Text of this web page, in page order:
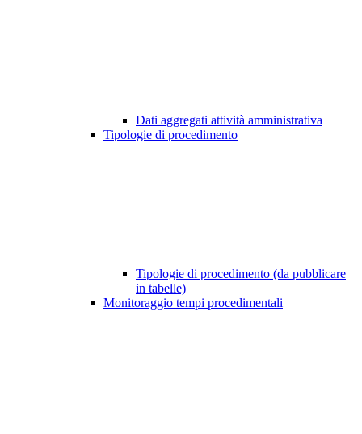
Dati aggregati attività amministrativa
Tipologie di procedimento
Tipologie di procedimento (da pubblicare
in tabelle)
Monitoraggio tempi procedimentali